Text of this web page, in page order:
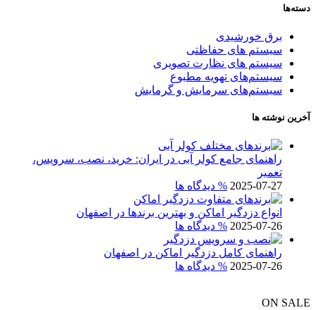
دسته‌ها
برق خورشیدی
سیستم های حفاظتی
سیستم های نظارت تصویری
سیستم‌های تهویه مطبوع
سیستم‌های سرمایش و گرمایش
آخرین نوشته ها
راهنمای جامع کولر آبی در ایران: خرید، نصب، سرویس،
تعمیر
2025-07-27 % دیدگاه ها
انواع دزدگیر اماکن و بهترین برندها در اصفهان
2025-07-26 % دیدگاه ها
راهنمای کامل دزدگیر اماکن در اصفهان
2025-07-26 % دیدگاه ها
ON SALE